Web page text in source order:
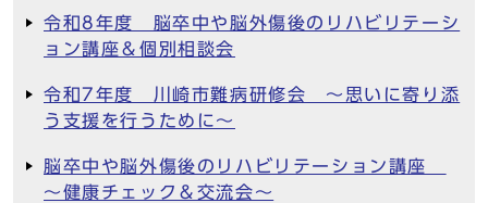
令和8年度 脳卒中や脳外傷後のリハビリテーシ
ョン講座＆個別相談会
令和7年度 川崎市難病研修会 ～思いに寄り添
う支援を行うために～
脳卒中や脳外傷後のリハビリテーション講座
～健康チェック＆交流会～